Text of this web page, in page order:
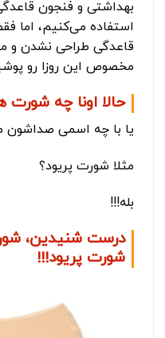
بهداشتی و فنجون
استفاده می‌کنیم، اما
قاعدگی طراحی نشدن و
مخصوص این روزا رو
حالا اونا چه
یا با چه اسمی صداشون
مثلا شورت پریود؟
بله!!!
درست شنیدین،
شورت پریود!!!